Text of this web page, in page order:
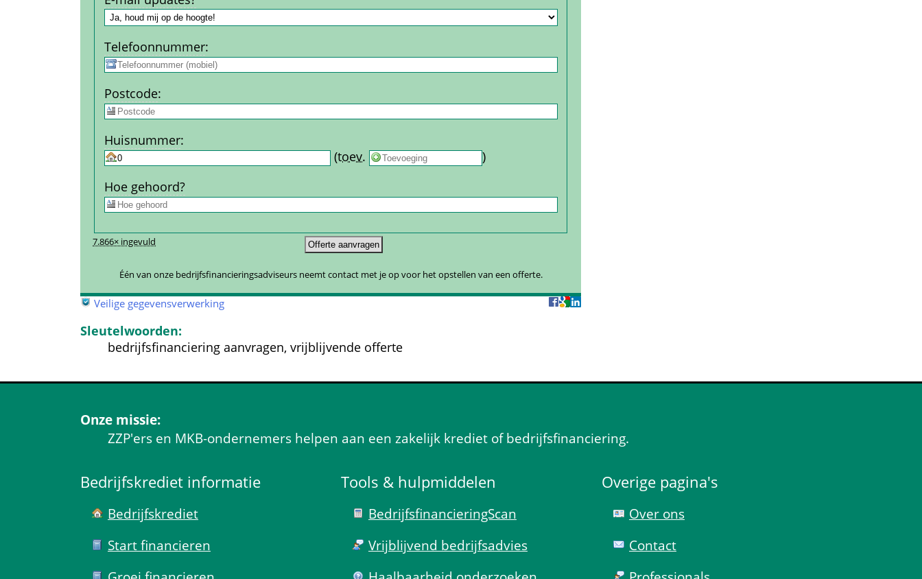
7.866× ingevuld
Één van onze bedrijfsfinancieringsadviseurs neemt contact met je op voor het opstellen van een offerte.
Telefoon­nummer:
Post­code:
Huis­nummer:
(toev.
)
Hoe gehoord?
Veilige gegevensverwerking
Sleutelwoorden:
bedrijfsfinanciering aanvragen, vrijblijvende offerte
Onze missie:
ZZP'ers en MKB-ondernemers helpen aan een zakelijk krediet of bedrijfsfinanciering.
Bedrijfskrediet informatie
Bedrijfskrediet
Start financieren
Tools & hulp­middelen
Bedrijfsfinanciering­Scan
Vrijblijvend bedrijfs­advies
Overige pagina's
Over ons
Contact